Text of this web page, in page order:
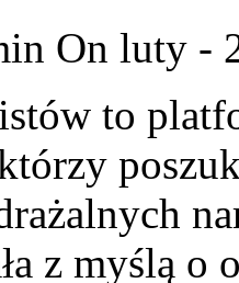
On luty -
to
z myślą o